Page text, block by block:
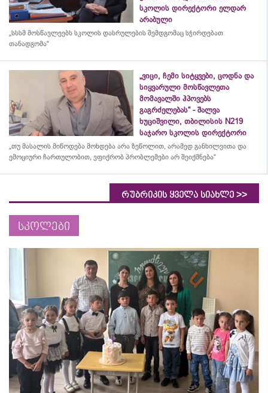
სკოლის დირექტორი ელდარ
არაბული
„სსსმ მოსწავლეებს სკოლის დასრულების შემდგომაც სჭირდებათ
თანადგომა“
„ვიცი, ჩემი სიტყვები, ცოდნა და
სიყვარული მოსწავლეთა
მომავალში ჰპოვებს
გაგრძელებას“ - შალვა
ხუციშვილი, თბილისის N219
საჯარო სკოლის დირექტორი
„თუ მასალის მიწოდება მოხდება არა ზეწოლით, არამედ განხილვითა და
ემოციური ჩართულობით, ვფიქრობ პრობლემები არ შეიქმნება“
რუბრიკის ყველა სიახლე >>
სკოლები